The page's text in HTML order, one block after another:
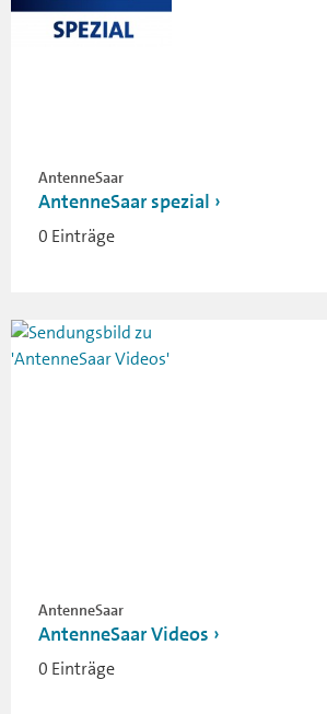
AntenneSaar
AntenneSaar spezial
0 Einträge
AntenneSaar
AntenneSaar Videos
0 Einträge